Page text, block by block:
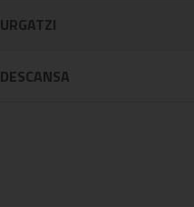
URGATZI
DESCANSA